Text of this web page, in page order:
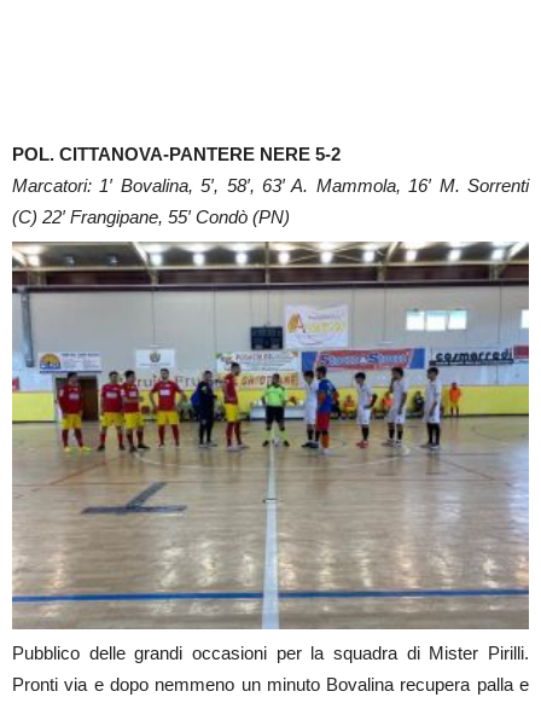
POL. CITTANOVA-PANTERE NERE 5-2
Marcatori: 1′ Bovalina, 5′, 58′, 63′ A. Mammola, 16′ M. Sorrenti
(C) 22′ Frangipane, 55′ Condò (PN)
Pubblico delle grandi occasioni per la squadra di Mister Pirilli.
Pronti via e dopo nemmeno un minuto Bovalina recupera palla e